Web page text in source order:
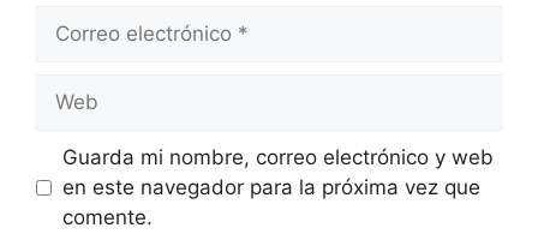
Correo
Web
Guarda mi nombre, correo electrónico y web
en este navegador para la próxima vez que
comente.